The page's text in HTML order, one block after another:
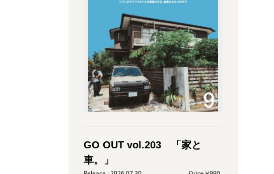
GO OUT vol.203 「家と
車。」